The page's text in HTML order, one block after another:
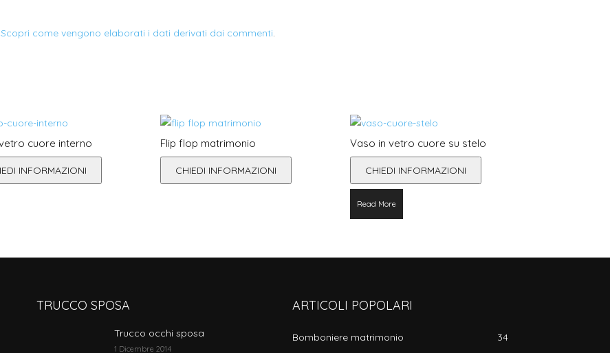
Scopri come vengono elaborati i dati derivati dai commenti.
cuore interno
INFORMAZIONI
Flip flop matrimonio
CHIEDI INFORMAZIONI
Vaso in vetro cuore su stelo
CHIEDI INFORMAZIONI
Read More
TRUCCO SPOSA
Trucco occhi sposa
1 Dicembre 2014
ARTICOLI POPOLARI
Bomboniere matrimonio
34